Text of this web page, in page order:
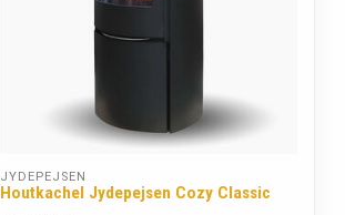
JYDEPEJSEN
Houtkachel Jydepejsen Cozy Classic